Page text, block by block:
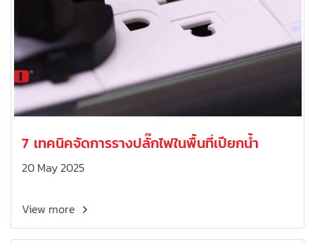
7 เทคนิคจัดการรางปลั๊กไฟในพื้นที่เปียกน้ำ
20 May 2025
View more